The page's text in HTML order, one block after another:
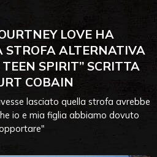
LOVE HA
STROFA ALTERNATIVA
SPIRIT” SCRITTA
COBAIN
lasciato quella strofa avrebbe
io e mia figlia abbiamo dovuto